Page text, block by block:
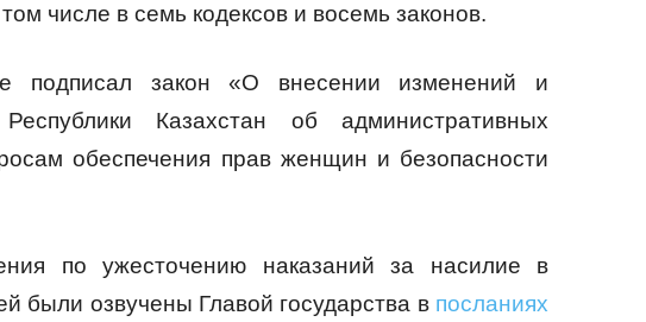
числе в семь кодексов и восемь законов.
подписал закон «О внесении изменений и
Казахстан об административных
обеспечения прав женщин и безопасности
по ужесточению наказаний за насилие в
были озвучены Главой государства в посланиях